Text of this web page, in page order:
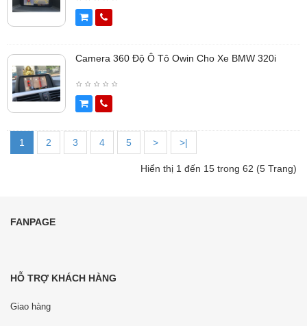
Camera 360 Độ Ô Tô Owin Cho Xe BMW 320i
1 2 3 4 5 > >|
Hiển thị 1 đến 15 trong 62 (5 Trang)
FANPAGE
HỖ TRỢ KHÁCH HÀNG
Giao hàng